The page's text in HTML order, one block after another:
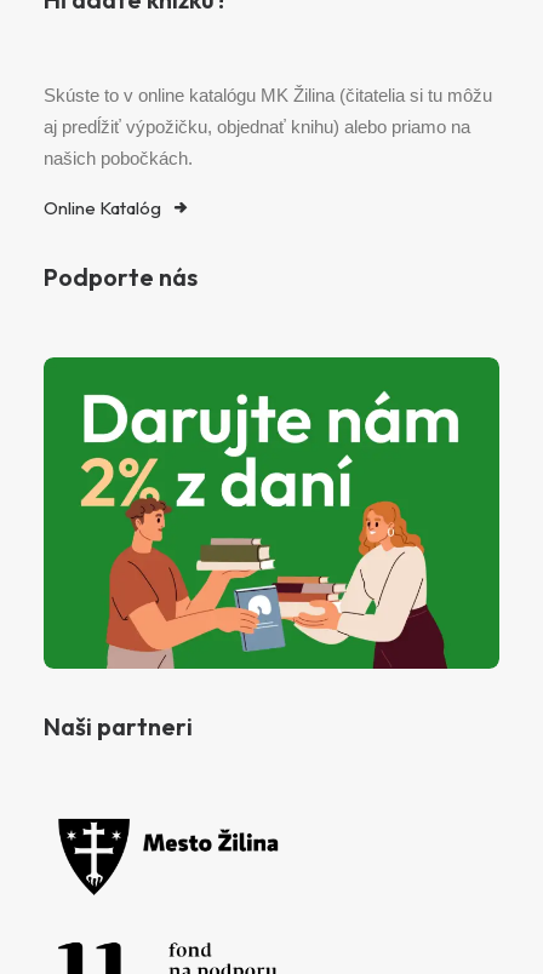
Skúste to v online katalógu MK Žilina (čitatelia si tu môžu
aj predĺžiť výpožičku, objednať knihu) alebo priamo na
našich pobočkách.
Online Katalóg
Podporte nás
Naši partneri